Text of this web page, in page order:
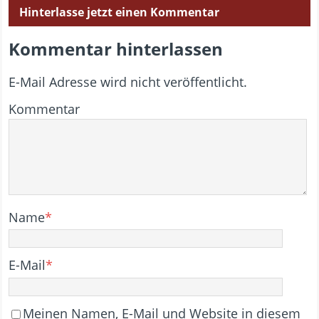
Hinterlasse jetzt einen Kommentar
Kommentar hinterlassen
E-Mail Adresse wird nicht veröffentlicht.
Kommentar
Name*
E-Mail*
Meinen Namen, E-Mail und Website in diesem